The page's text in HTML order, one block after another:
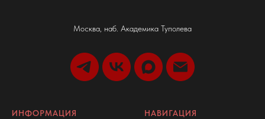
Москва, наб. Академика Туполева
ИНФОРМАЦИЯ
НАВИГАЦИЯ